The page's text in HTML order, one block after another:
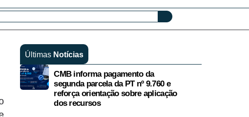
Últimas Notícias
CMB informa pagamento da
segunda parcela da PT nº 9.760 e
reforça orientação sobre aplicação
dos recursos